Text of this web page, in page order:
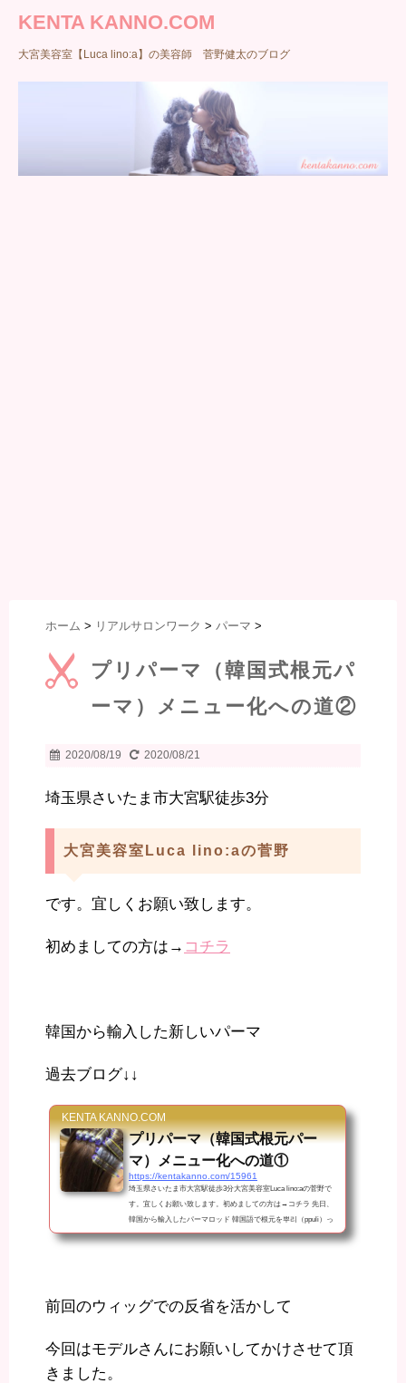
KENTA KANNO.COM
大宮美容室【Luca lino:a】の美容師 菅野健太のブログ
ホーム > リアルサロンワーク > パーマ >
プリパーマ（韓国式根元パ
ーマ）メニュー化への道②
2020/08/19 2020/08/21
埼玉県さいたま市大宮駅徒歩3分
大宮美容室Luca lino:aの菅野
です。宜しくお願い致します。
初めましての方は→ コチラ
韓国から輸入した新しいパーマ
過去ブログ↓↓
KENTA KANNO.COM
プリパーマ（韓国式根元パー
マ）メニュー化への道①
https://kentakanno.com/15961
埼玉県さいたま市大宮駅徒歩3分大宮美容室Luca lino:aの菅野で
す。宜しくお願い致します。初めましての方は→コチラ 先日、
韓国から輸入したパーマロッド 韓国語で根元を뿌리（ppuli）っ
て言うからプリパーマって事で話を続けていきましょう。こうい
う。 だけどここからが...
前回のウィッグでの反省を活かして
今回はモデルさんにお願いしてかけさせて頂
きました。